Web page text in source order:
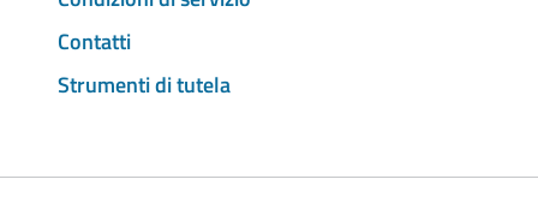
Contatti
Strumenti di tutela